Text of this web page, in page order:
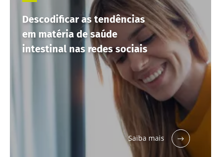
Descodificar as tendências
em matéria de saúde
intestinal nas redes sociais
Saiba mais